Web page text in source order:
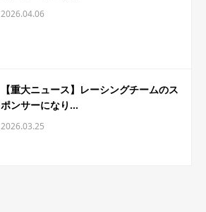
2026.04.06
【重大ニュース】レーシングチームのス
ポンサーになり...
2026.03.25